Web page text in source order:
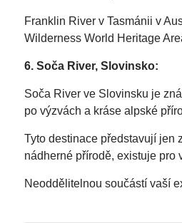
Franklin River v Tasmánii v
Wilderness World Heritage
6. Soča River, Slovinsko:
Soča River ve Slovinsku je
po výzvách a kráse alpské
Tyto destinace představují jen
nádherné přírodě, existuje pro
Neoddělitelnou součástí vaší